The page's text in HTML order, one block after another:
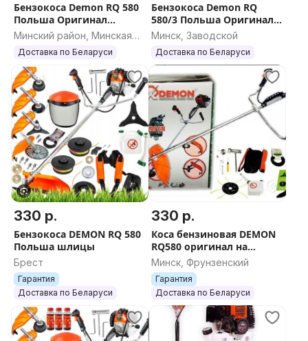
Бензокоса Demon RQ 580
Польша Оригинал
триммер бензиновый
мотокоса
Минский район, Минская
область
Доставка по Беларуси
Бензокоса Demon RQ
580/3 Польша Оригинал
триммер бензиновый
мотокоса
Минск, Заводской
Доставка по Беларуси
330 р.
Бензокоса DEMON RQ 580
Польша шлицы
Брест
Гарантия
Доставка по Беларуси
330 р.
Коса бензиновая DEMON
RQ580 оригинал на
шлицах триммер
бензокоса
Минск, Фрунзенский
Гарантия
Доставка по Беларуси